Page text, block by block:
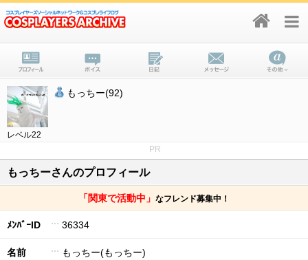
レベル22
もっちー(92)
PR
もっちーさんのプロフィール
「関東で活動中」 なフレンド募集中！
ﾒﾝﾊﾞｰID 36334
名前 もっちー(もっちー)